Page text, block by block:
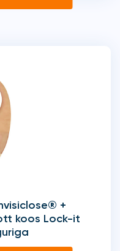
+
koos Lock-it